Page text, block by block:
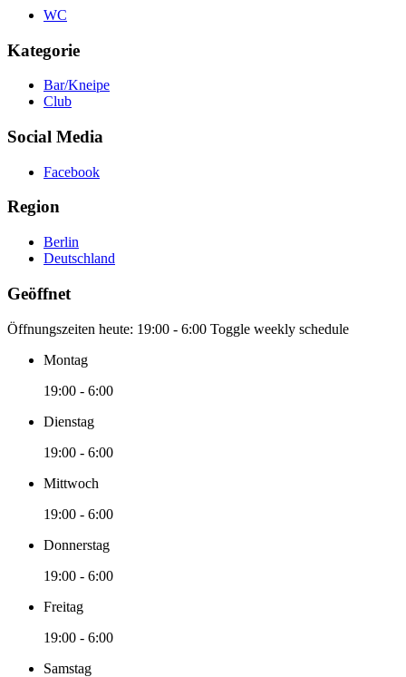
WC
Kategorie
Bar/Kneipe
Club
Social Media
Facebook
Region
Berlin
Deutschland
Geöffnet
Öffnungszeiten heute: 19:00 - 6:00 Toggle weekly schedule
Montag
19:00 - 6:00
Dienstag
19:00 - 6:00
Mittwoch
19:00 - 6:00
Donnerstag
19:00 - 6:00
Freitag
19:00 - 6:00
Samstag